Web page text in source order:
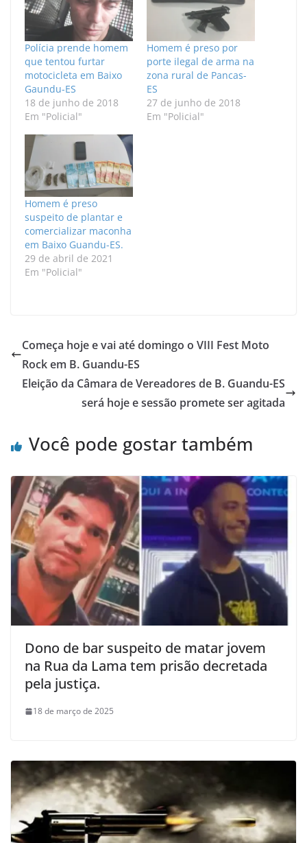
Polícia prende homem
que tentou furtar
motocicleta em Baixo
Gaundu-ES
18 de junho de 2018
Em "Policial"
Homem é preso por
porte ilegal de arma na
zona rural de Pancas-
ES
27 de junho de 2018
Em "Policial"
Homem é preso
suspeito de plantar e
comercializar maconha
em Baixo Guandu-ES.
29 de abril de 2021
Em "Policial"
Começa hoje e vai até domingo o VIII Fest Moto
Rock em B. Guandu-ES
Eleição da Câmara de Vereadores de B. Guandu-ES
será hoje e sessão promete ser agitada
Você pode gostar também
Dono de bar suspeito de matar jovem
na Rua da Lama tem prisão decretada
pela justiça.
18 de março de 2025